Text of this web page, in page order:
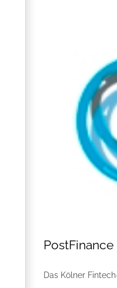
Das Kölner